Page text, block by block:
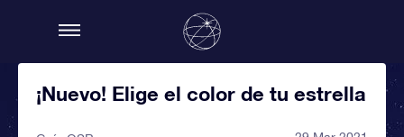
¡Nuevo! Elige el color de tu estrella